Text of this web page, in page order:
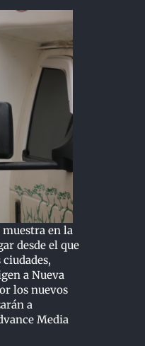
muestra en la
desde el que
a Nueva
los nuevos
a
Media